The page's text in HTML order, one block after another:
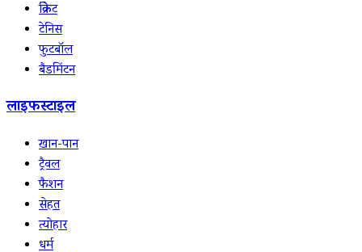
क्रिकेट
टेनिस
फुटबॉल
बैडमिंटन
लाइफस्टाइल
खान-पान
ट्रैवल
फैशन
सेहत
त्योहार
धर्म